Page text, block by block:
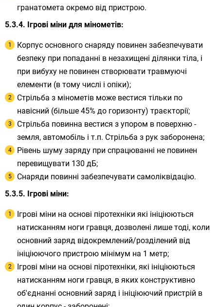
гранатомета окремо від пристрою.
Ігрові міни для мінометів:
Корпус основного снаряду повинен забезпечувати
безпеку при попаданні в незахищені ділянки тіла, і
при вибуху не повинен створювати травмуючі
елементи (в тому числі і опіки);
Стрільба з мінометів може вестися тільки по
навісний (більше 45% до горизонту) траєкторії;
Стрільба повинна вестися з упором в поверхню -
земля, автомобіль і т.п. Стрільба з рук заборонена;
Рівень шуму заряду при спрацюванні не повинен
перевищувати 130 дБ;
Снаряди повинні забезпечувати самоліквідацію.
Ігрові міни:
Ігрові міни на основі піротехніки які ініціюються
натисканням ноги гравця, дозволені лише тоді, коли
основний заряд відокремлений/розділений від
ініціюючого пристрою мінімум на 1 метр;
Ігрові міни на основі піротехніки, які ініціюються
натисканням ноги гравця, в яких конструктивно
об'єднанні основний заряд і ініціюючий пристрій в